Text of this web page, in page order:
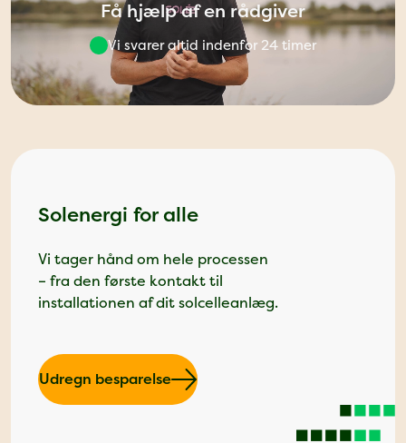
Få hjælp af en rådgiver
Vi svarer altid indenfor 24 timer
Solenergi for alle
Vi tager hånd om hele processen
– fra den første kontakt til
installationen af dit solcelleanlæg.
Udregn besparelse